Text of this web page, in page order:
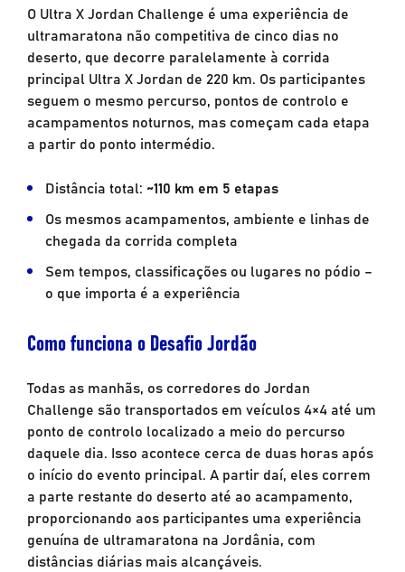
O Ultra X Jordan Challenge é uma experiência de
ultramaratona não competitiva de cinco dias no
deserto, que decorre paralelamente à corrida
principal Ultra X Jordan de 220 km. Os participantes
seguem o mesmo percurso, pontos de controlo e
acampamentos noturnos, mas começam cada etapa
a partir do ponto intermédio.
Distância total: ~110 km em 5 etapas
Os mesmos acampamentos, ambiente e linhas de
chegada da corrida completa
Sem tempos, classificações ou lugares no pódio –
o que importa é a experiência
Como funciona o Desafio Jordão
Todas as manhãs, os corredores do Jordan
Challenge são transportados em veículos 4×4 até um
ponto de controlo localizado a meio do percurso
daquele dia. Isso acontece cerca de duas horas após
o início do evento principal. A partir daí, eles correm
a parte restante do deserto até ao acampamento,
proporcionando aos participantes uma experiência
genuína de ultramaratona na Jordânia, com
distâncias diárias mais alcançáveis.